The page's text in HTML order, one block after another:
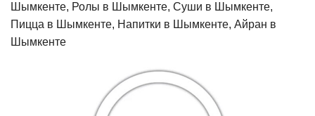
Шымкенте, Ролы в Шымкенте, Суши в Шымкенте,
Пицца в Шымкенте, Напитки в Шымкенте, Айран в
Шымкенте